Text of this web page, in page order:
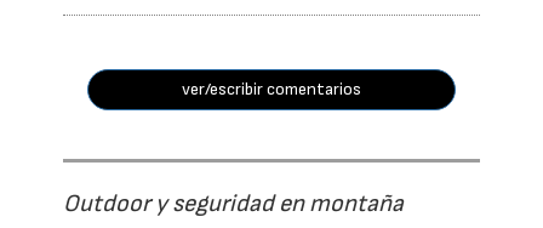
ver/escribir comentarios
Outdoor y seguridad en montaña